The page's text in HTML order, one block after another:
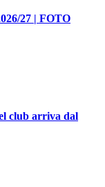
27 | FOTO
club arriva dal